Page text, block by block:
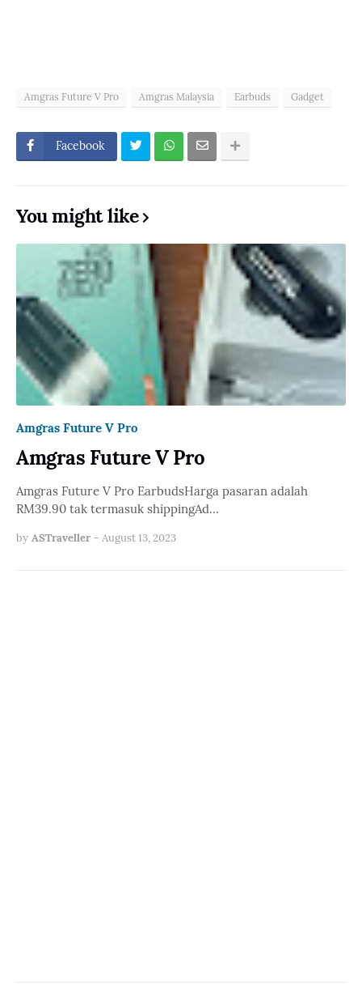
Amgras Future V Pro Amgras Malaysia Earbuds Gadget
Facebook
You might like
Amgras Future V Pro
Amgras Future V Pro
Amgras Future V Pro EarbudsHarga pasaran adalah
RM39.90 tak termasuk shippingAd…
by ASTraveller - August 13, 2023